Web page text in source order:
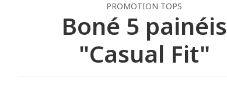
PROMOTION TOPS
Boné 5 painéis
"Casual Fit"